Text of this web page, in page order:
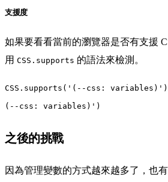
支援度
如果要看看當前的瀏覽器是否有支援
用 CSS.supports 的語法來檢測。
CSS.supports('(--css: variables)')
(--css: variables)')
之後的挑戰
因為管理變數的方式越來越多了，也